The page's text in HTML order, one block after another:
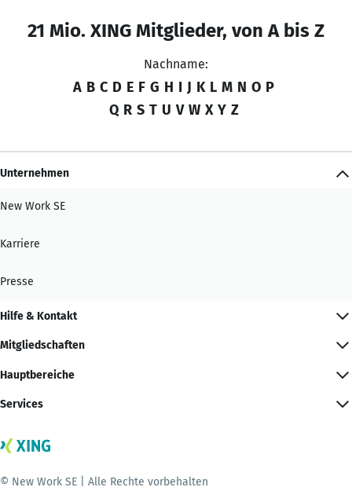
21 Mio. XING Mitglieder, von A bis Z
Nachname:
A B C D E F G H I J K L M N O P
Q R S T U V W X Y Z
Unternehmen
New Work SE
Karriere
Presse
Hilfe & Kontakt
Mitgliedschaften
Hauptbereiche
Services
© New Work SE | Alle Rechte vorbehalten